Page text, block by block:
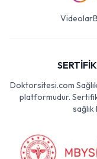
Videolar
Doktorsitesi.com
platformudur.